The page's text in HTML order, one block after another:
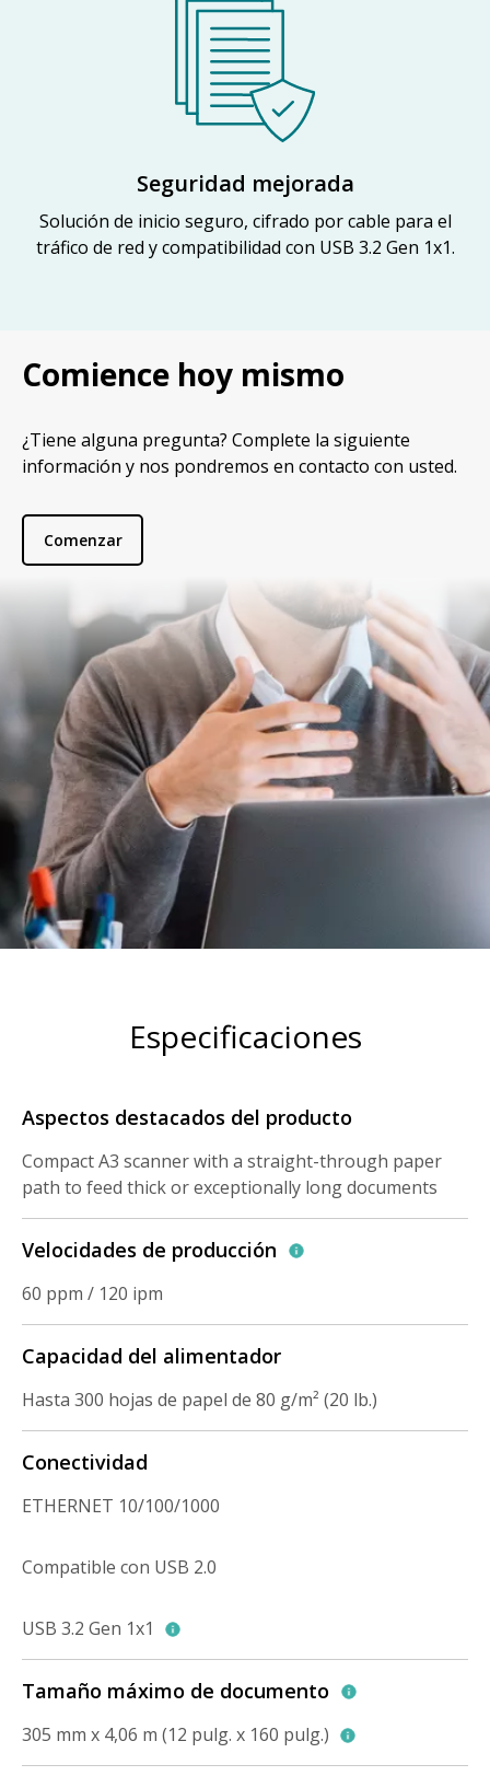
Seguridad mejorada
Solución de inicio seguro, cifrado por cable para el
tráfico de red y compatibilidad con USB 3.2 Gen 1x1.
Comience hoy mismo
¿Tiene alguna pregunta? Complete la siguiente
información y nos pondremos en contacto con usted.
Comenzar
Especificaciones
Aspectos destacados del producto
Compact A3 scanner with a straight-through paper
path to feed thick or exceptionally long documents
Velocidades de producción
60 ppm / 120 ipm
Capacidad del alimentador
Hasta 300 hojas de papel de 80 g/m² (20 lb.)
Conectividad
ETHERNET 10/100/1000
Compatible con USB 2.0
USB 3.2 Gen 1x1
Tamaño máximo de documento
305 mm x 4,06 m (12 pulg. x 160 pulg.)